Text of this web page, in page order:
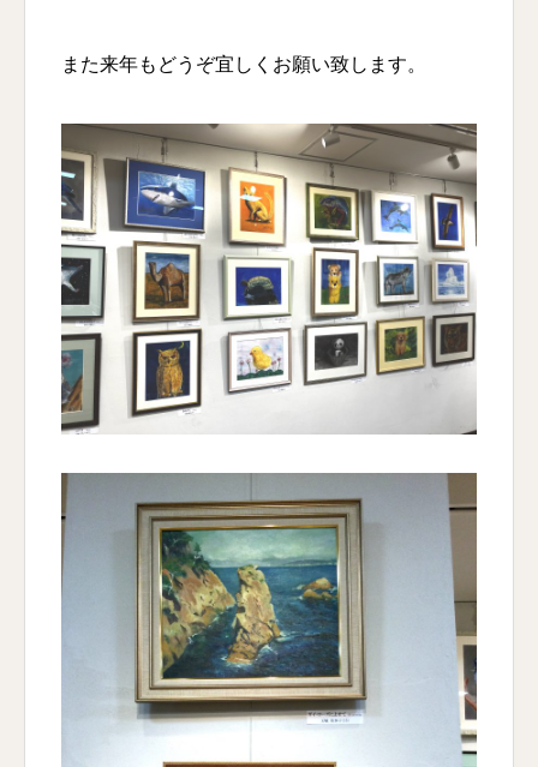
また来年もどうぞ宜しくお願い致します。